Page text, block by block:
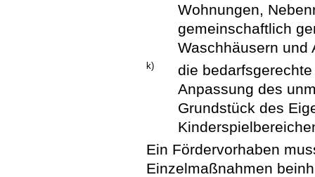
Wohnungen,
gemeinschaftlich
Waschhäusern und
k)
die
Anpassung des
Grundstück des
Ein Fördervorhaben
Einzelmaßnahmen